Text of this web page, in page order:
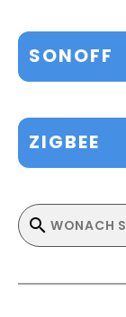
SONOFF
ZIGBEE